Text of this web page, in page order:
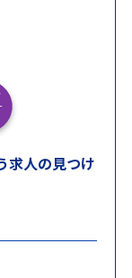
求人の見つけ